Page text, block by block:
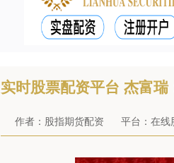
实时股票配资平台 杰富
作者：股指期货配资 平台：在线